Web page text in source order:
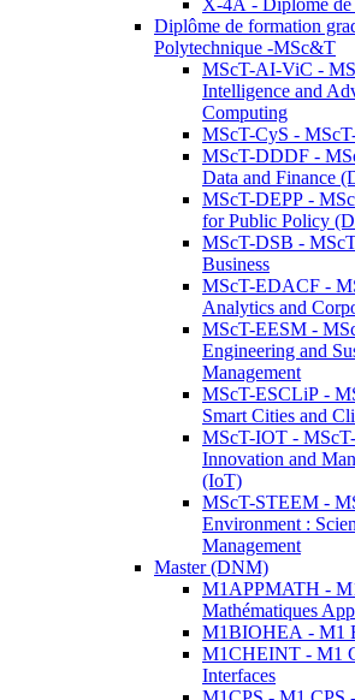
X-4A - Diplôme
Diplôme de formation
Polytechnique -MSc&T
MScT-AI-ViC -
Intelligence and
Computing
MScT-CyS -
MScT-DDDF -
Data and Finance
MScT-DEPP -
for Public Policy
MScT-DSB -
Business
MScT-EDACF -
Analytics and
MScT-EESM -
Engineering and
Management
MScT-ESCLiP -
Smart Cities and
MScT-IOT -
Innovation and
(IoT)
MScT-STEEM -
Environment :
Management
Master (DNM)
M1APPMATH -
Mathématiques
M1BIOHEA - M1
M1CHEINT - M1
Interfaces